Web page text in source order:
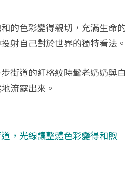
的色彩變得親切，充滿生命
射自己對於世界的獨特看法。
街道的紅格紋時髦老奶奶與
流露出來。
，光線讓整體色彩變得和煦